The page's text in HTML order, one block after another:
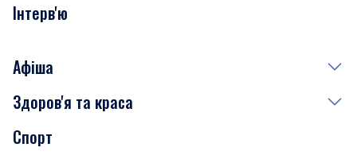
Інтерв'ю
Афіша
Сьогодні
Завтра
Здоров'я та краса
Медицина
Спорт